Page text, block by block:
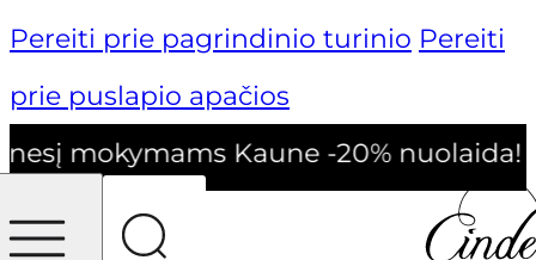
Pereiti prie pagrindinio turinio Pereiti
prie puslapio apačios
mokymams Kaune -20% nuolaida!